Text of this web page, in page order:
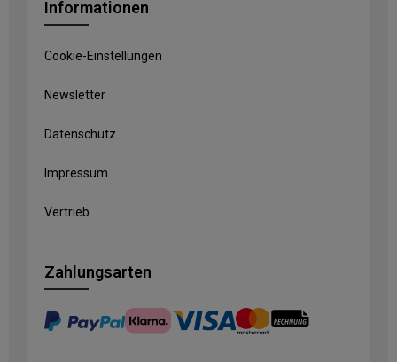
Informationen
Cookie-Einstellungen
Newsletter
Datenschutz
Impressum
Vertrieb
Zahlungsarten